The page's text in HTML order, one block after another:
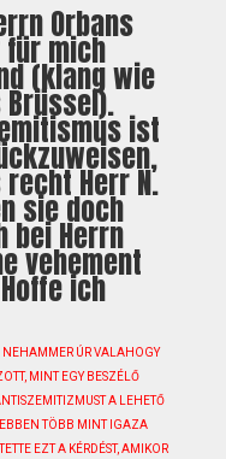
Orbans
für mich
(klang wie
Brüssel).
ist
Herr N.
sie doch
bei Herrn
vehement
ich
NEHAMMER ÚR VALAHOGY
MINT EGY BESZÉLŐ
A LEHETŐ
TÖBB MINT IGAZA
EZT A KÉRDÉST, AMIKOR